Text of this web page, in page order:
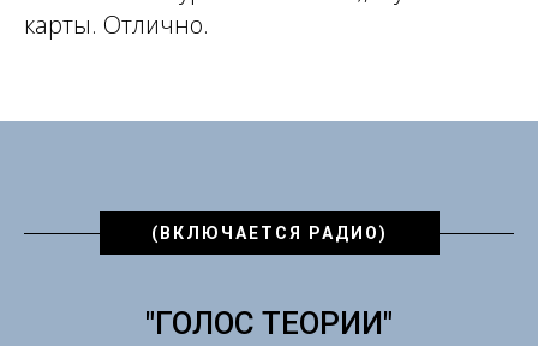
карты. Отлично.
(ВКЛЮЧАЕТСЯ РАДИО)
"ГОЛОС ТЕОРИИ"